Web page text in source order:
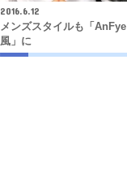
2016.6.12
メンズスタイルも「AnFye
風」に